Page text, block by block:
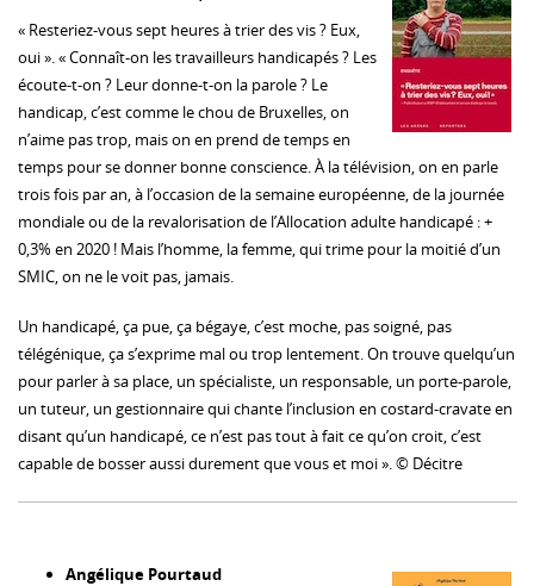
« Resteriez-vous sept heures à trier des vis ? Eux,
oui ». « Connaît-on les travailleurs handicapés ? Les
écoute-t-on ? Leur donne-t-on la parole ? Le
handicap, c’est comme le chou de Bruxelles, on
n’aime pas trop, mais on en prend de temps en
temps pour se donner bonne conscience. À la télévision, on en parle
trois fois par an, à l’occasion de la semaine européenne, de la journée
mondiale ou de la revalorisation de l’Allocation adulte handicapé : +
0,3% en 2020 ! Mais l’homme, la femme, qui trime pour la moitié d’un
SMIC, on ne le voit pas, jamais.
Un handicapé, ça pue, ça bégaye, c’est moche, pas soigné, pas
télégénique, ça s’exprime mal ou trop lentement. On trouve quelqu’un
pour parler à sa place, un spécialiste, un responsable, un porte-parole,
un tuteur, un gestionnaire qui chante l’inclusion en costard-cravate en
disant qu’un handicapé, ce n’est pas tout à fait ce qu’on croit, c’est
capable de bosser aussi durement que vous et moi ». © Décitre
Angélique Pourtaud